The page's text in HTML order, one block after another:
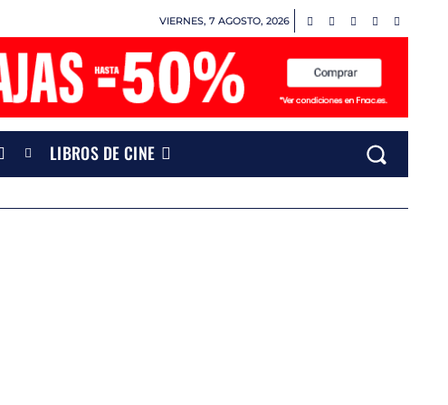
VIERNES, 7 AGOSTO, 2026
LIBROS DE CINE